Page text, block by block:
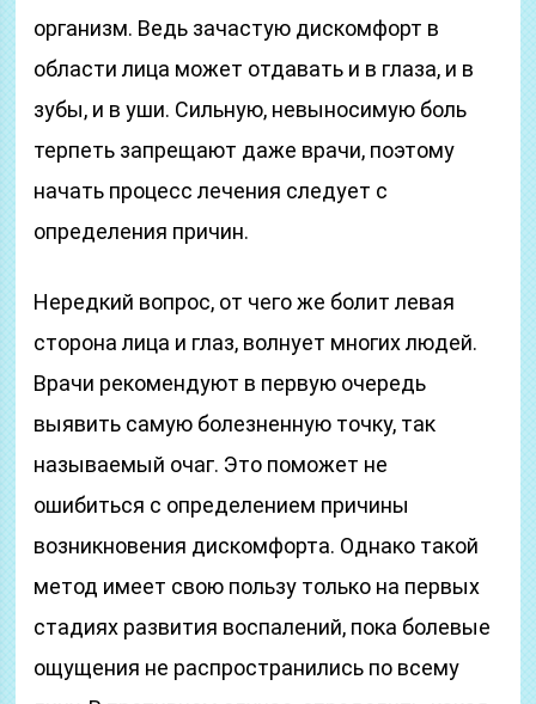
организм. Ведь зачастую дискомфорт в
области лица может отдавать и в глаза, и в
зубы, и в уши. Сильную, невыносимую боль
терпеть запрещают даже врачи, поэтому
начать процесс лечения следует с
определения причин.
Нередкий вопрос, от чего же болит левая
сторона лица и глаз, волнует многих людей.
Врачи рекомендуют в первую очередь
выявить самую болезненную точку, так
называемый очаг. Это поможет не
ошибиться с определением причины
возникновения дискомфорта. Однако такой
метод имеет свою пользу только на первых
стадиях развития воспалений, пока болевые
ощущения не распространились по всему